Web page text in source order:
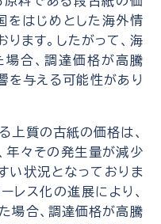
をはじめとした海外情
ます。したがって、海
合、調達価格が高騰
を与える可能性があり
上質の古紙の価格は、
年々その発生量が減少
い状況となっておりま
レス化の進展により、
場合、調達価格が高騰